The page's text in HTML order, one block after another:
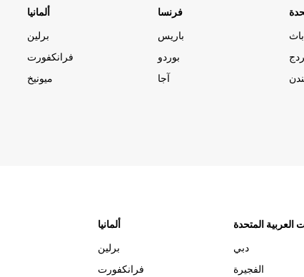
ألمانيا
برلين
فرانكفورت
ميونيخ
فرنسا
باريس
بوردو
آجا
باث
ألمانيا
برلين
فرانكفورت
العربية المتحدة
دبي
الفجيرة